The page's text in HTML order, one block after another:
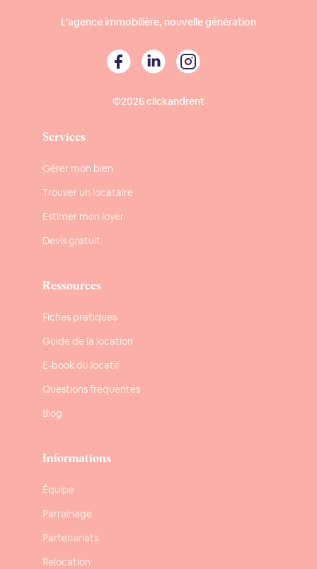
L'agence immobilière, nouvelle génération
©2026 clickandrent
Services
Gérer mon bien
Trouver un locataire
Estimer mon loyer
Devis gratuit
Ressources
Fiches pratiques
Guide de la location
E-book du locatif
Questions fréquentes
Blog
Informations
Équipe
Parrainage
Partenariats
Relocation